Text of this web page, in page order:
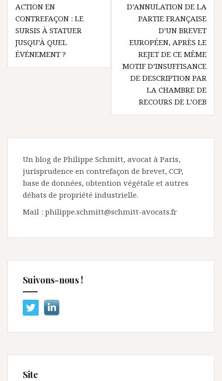
l’article
ACTION EN
CONTREFAÇON : LE
SURSIS À STATUER
JUSQU’À QUEL
ÉVÉNEMENT ?
D’ANNULATION DE LA
PARTIE FRANÇAISE
D’UN BREVET
EUROPÉEN, APRÈS LE
REJET DE CE MÊME
MOTIF D’INSUFFISANCE
DE DESCRIPTION PAR
LA CHAMBRE DE
RECOURS DE L’OEB
Un blog de Philippe Schmitt, avocat à Paris,
jurisprudence en contrefaçon de brevet, CCP,
base de données, obtention végétale et autres
débats de propriété industrielle.
Mail : philippe.schmitt@schmitt-avocats.fr
Suivons-nous !
Site